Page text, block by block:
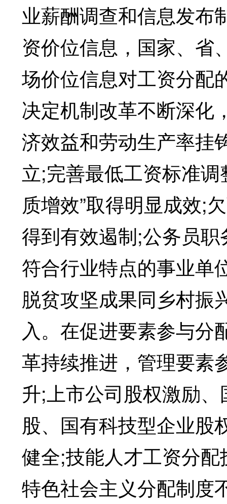
业薪酬调查和信息发布
资价位信息，国家、省
场价位信息对工资分配
决定机制改革不断深化
济效益和劳动生产率挂
立;完善最低工资标准
质增效”取得明显成效;
得到有效遏制;公务员
符合行业特点的事业单
脱贫攻坚成果同乡村振
入。在促进要素参与分
革持续推进，管理要素
升;上市公司股权激励
股、国有科技型企业股
健全;技能人才工资分
特色社会主义分配制度